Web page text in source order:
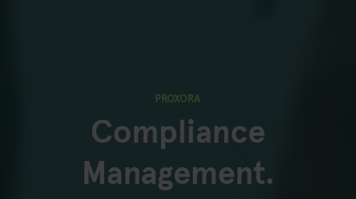
PROXORA
Compliance
Management.